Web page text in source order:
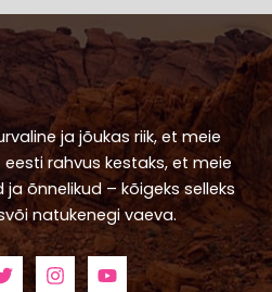
ja jõukas riik, et meie
rahvus kestaks, et meie
õnnelikud – kõigeks selleks
natukenegi vaeva.